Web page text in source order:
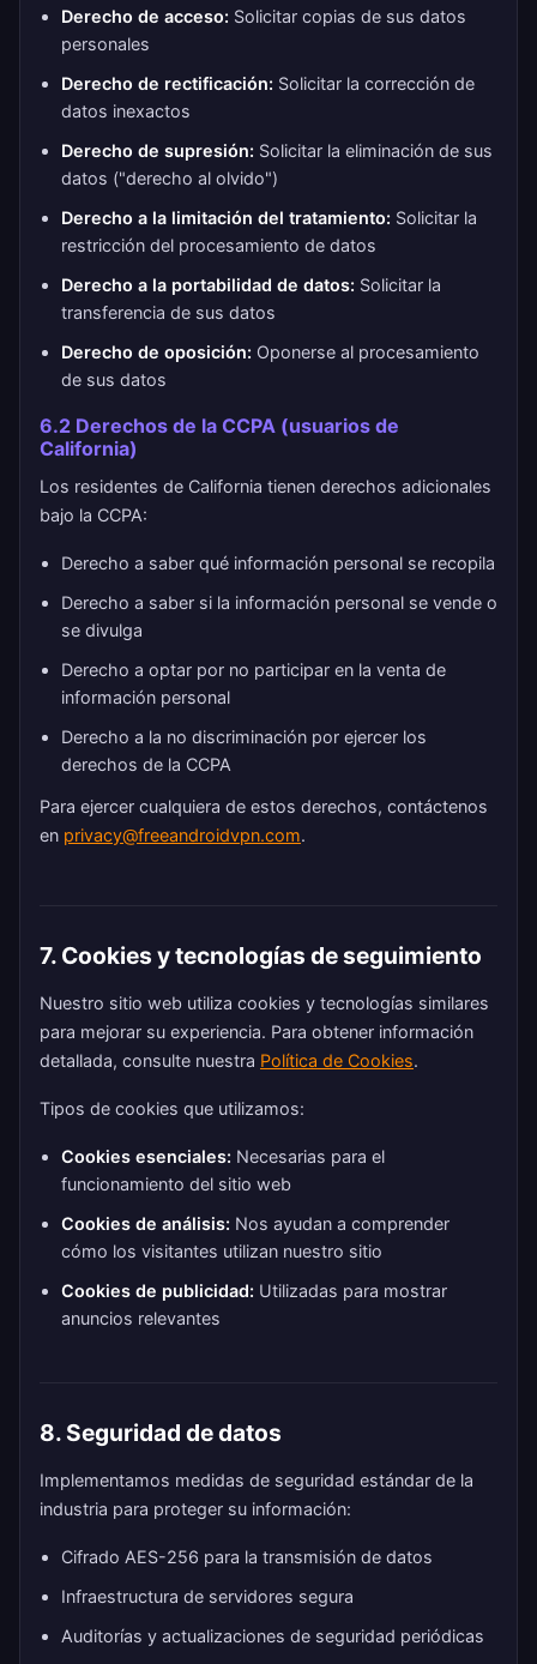
Derecho de acceso: Solicitar copias de sus datos
personales
Derecho de rectificación: Solicitar la corrección de
datos inexactos
Derecho de supresión: Solicitar la eliminación de sus
datos ("derecho al olvido")
Derecho a la limitación del tratamiento: Solicitar la
restricción del procesamiento de datos
Derecho a la portabilidad de datos: Solicitar la
transferencia de sus datos
Derecho de oposición: Oponerse al procesamiento
de sus datos
6.2 Derechos de la CCPA (usuarios de
California)
Los residentes de California tienen derechos adicionales
bajo la CCPA:
Derecho a saber qué información personal se recopila
Derecho a saber si la información personal se vende o
se divulga
Derecho a optar por no participar en la venta de
información personal
Derecho a la no discriminación por ejercer los
derechos de la CCPA
Para ejercer cualquiera de estos derechos, contáctenos
en privacy@freeandroidvpn.com.
7. Cookies y tecnologías de seguimiento
Nuestro sitio web utiliza cookies y tecnologías similares
para mejorar su experiencia. Para obtener información
detallada, consulte nuestra Política de Cookies.
Tipos de cookies que utilizamos:
Cookies esenciales: Necesarias para el
funcionamiento del sitio web
Cookies de análisis: Nos ayudan a comprender
cómo los visitantes utilizan nuestro sitio
Cookies de publicidad: Utilizadas para mostrar
anuncios relevantes
8. Seguridad de datos
Implementamos medidas de seguridad estándar de la
industria para proteger su información:
Cifrado AES-256 para la transmisión de datos
Infraestructura de servidores segura
Auditorías y actualizaciones de seguridad periódicas